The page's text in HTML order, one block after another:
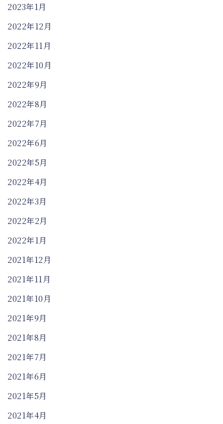
2023年1月
2022年12月
2022年11月
2022年10月
2022年9月
2022年8月
2022年7月
2022年6月
2022年5月
2022年4月
2022年3月
2022年2月
2022年1月
2021年12月
2021年11月
2021年10月
2021年9月
2021年8月
2021年7月
2021年6月
2021年5月
2021年4月